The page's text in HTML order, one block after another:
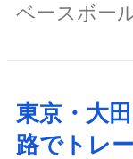
ベースボー
東京・大
路でトレ